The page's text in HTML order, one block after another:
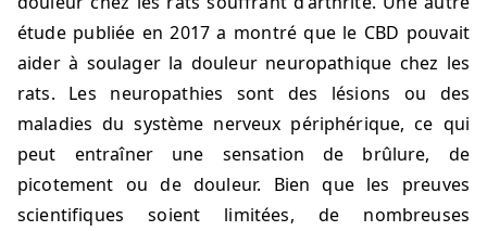
étude publiée en 2017 a montré que le CBD pouvait
aider à soulager la douleur neuropathique chez les
rats. Les neuropathies sont des lésions ou des
maladies du système nerveux périphérique, ce qui
peut entraîner une sensation de brûlure, de
picotement ou de douleur. Bien que les preuves
scientifiques soient limitées, de nombreuses